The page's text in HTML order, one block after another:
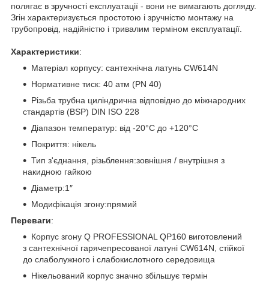
полягає в зручності експлуатації - вони не вимагають догляду.
Згін характеризується простотою і зручністю монтажу на
трубопровід, надійністю і тривалим терміном експлуатації.
Характеристики:
Матеріал корпусу: сантехнічна латунь CW614N
Нормативне тиск: 40 атм (PN 40)
Різьба трубна циліндрична відповідно до міжнародних
стандартів (BSP) DIN ISO 228
Діапазон температур: від -20°С до +120°С
Покриття: нікель
Тип з'єднання, різьблення:зовнішня / внутрішня з
накидною гайкою
Діаметр:1″
Модифікація згону:прямий
Переваги:
Корпус згону Q PROFESSIONAL QP160 виготовлений
з сантехнічної гарячепресованої латуні CW614N, стійкої
до слаболужного і слабокислотного середовища
Нікельований корпус значно збільшує термін